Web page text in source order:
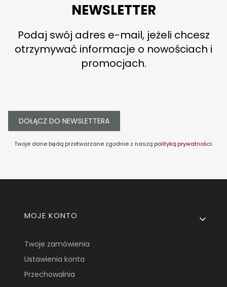
NEWSLETTER
Podaj swój adres e-mail, jeżeli chcesz
otrzymywać informacje o nowościach i
promocjach.
DOŁĄCZ DO NEWSLETTERA
Twoje dane będą przetwarzane zgodnie z nasząpolityką prywatności.
Linki w stopce
MOJE KONTO
Twoje zamówienia
Ustawienia konta
Przechowalnia